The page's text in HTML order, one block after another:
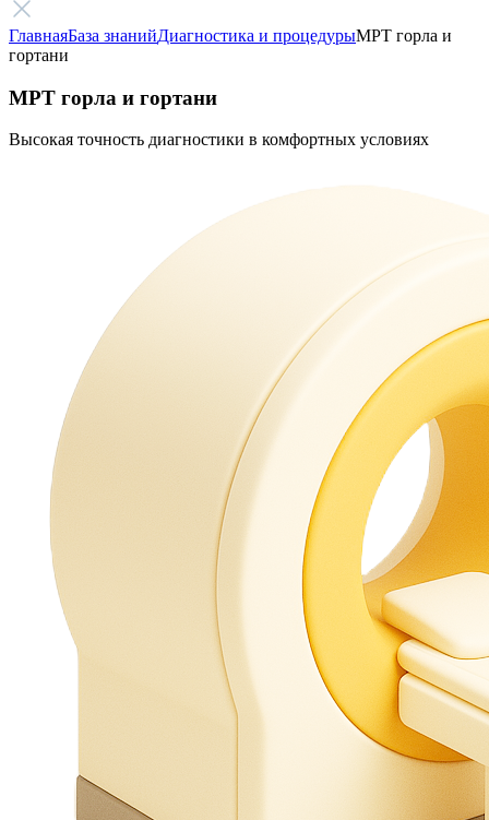
ГлавнаяБаза знанийДиагностика и процедурыМРТ горла и
гортани
МРТ горла и гортани
Высокая точность диагностики в комфортных условиях